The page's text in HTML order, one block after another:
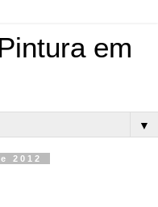
em
▼
2012